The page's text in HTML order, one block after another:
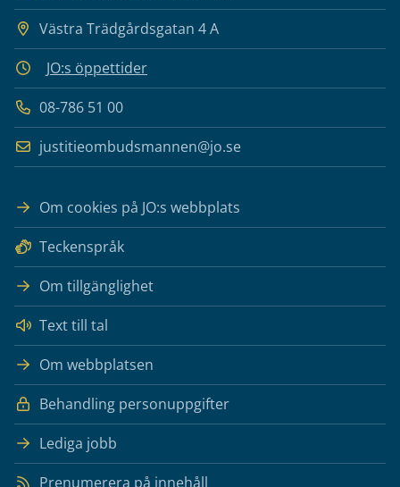
Västra Trädgårdsgatan 4 A
JO:s öppettider
08-786 51 00
justitieombudsmannen@jo.se
Om cookies på JO:s webbplats
Teckenspråk
Om tillgänglighet
Text till tal
Om webbplatsen
Behandling personuppgifter
Lediga jobb
Prenumerera på innehåll